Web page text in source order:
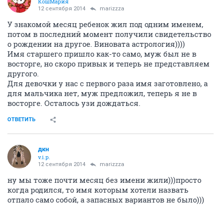
12 сентября 2014 marizzza
У знакомой месяц ребенок жил под одним именем,
потом в последний момент получили свидетельство
о рождении на другое. Виновата астрология))))
Имя старшего пришло как-то само, муж был не в
восторге, но скоро привык и теперь не представляем
другого.
Для девочки у нас с первого раза имя заготовлено, а
для мальчика нет, муж предложил, теперь я не в
восторге. Осталось узи дождаться.
ОТВЕТИТЬ
дкн
v.i.p.
12 сентября 2014 marizzza
ну мы тоже почти месяц без имени жили)))просто
когда родился, то имя которым хотели назвать
отпало само собой, а запасных вариантов не было)))